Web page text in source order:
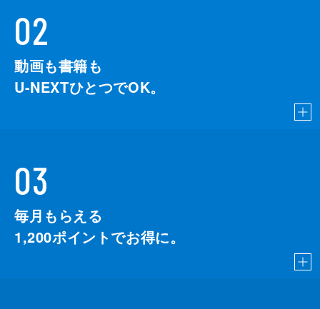
02
動画も書籍も
U-NEXTひとつでOK。
03
毎月もらえる
1,200ポイントでお得に。